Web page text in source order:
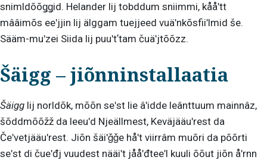
snimldõõǥǥid. Helander lij tobddum sniimmi, kååʹtt
mââimõs eeʹjjin lij älggam tuejjeed vuäʹnkõsfiiʹlmid še.
Sääm-muʹzei Siida lij puuʹtʼtam čuäʹjtõõzz.
Šäigg – jiõnninstallaatia
Šäigg lij norldõk, mõõn seʹst lie âʹidde leânttuum mainnâz,
šõddmõõžž da leeuʹd Njeällmest, Keväjääuʹrest da
Čeʹvetjääuʹrest. Jiõn šäiʹǧǧe håʹt viirrâm muõri da põõrti
seʹst di čueʹđj vuudest nääiʹt jååʹđteeʹl kuuli õõut jiõn åʹrnn